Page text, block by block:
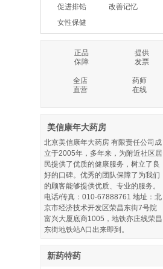
促进排铅
改善记忆
女性保健
正品
保障
提供
发票
全店
直营
药师
在线
美信康年大药房
北京美信康年大药房 有限责任公司成
立于2005年，多年来，为附近社区居
民提供了优质的健康服务，树立了良
好的口碑。优秀的团队保障了为我们
的顾客能够提供优质、专业的服务。
电话/传真：010-67888761 地址：北
京市经济技术开发区荣昌东街7号院
富兴大厦底商1005，地铁亦庄线荣昌
东街地铁站A口出来即到。
新药特药